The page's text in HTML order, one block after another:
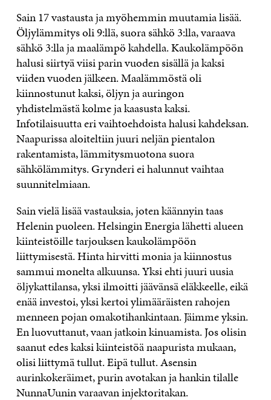
Sain 17 vastausta ja myöhemmin muutamia lisää.
Öljylämmitys oli 9:llä, suora sähkö 3:lla, varaava
sähkö 3:lla ja maalämpö kahdella. Kaukolämpöön
halusi siirtyä viisi parin vuoden sisällä ja kaksi
viiden vuoden jälkeen. Maalämmöstä oli
kiinnostunut kaksi, öljyn ja auringon
yhdistelmästä kolme ja kaasusta kaksi.
Infotilaisuutta eri vaihtoehdoista halusi kahdeksan.
Naapurissa aloiteltiin juuri neljän pientalon
rakentamista, lämmitysmuotona suora
sähkölämmitys. Grynderi ei halunnut vaihtaa
suunnitelmiaan.
Sain vielä lisää vastauksia, joten käännyin taas
Helenin puoleen. Helsingin Energia lähetti alueen
kiinteistöille tarjouksen kaukolämpöön
liittymisestä. Hinta hirvitti monia ja kiinnostus
sammui monelta alkuunsa. Yksi ehti juuri uusia
öljykattilansa, yksi ilmoitti jäävänsä eläkkeelle, eikä
enää investoi, yksi kertoi ylimääräisten rahojen
menneen pojan omakotihankintaan. Jäimme yksin.
En luovuttanut, vaan jatkoin kinuamista. Jos olisin
saanut edes kaksi kiinteistöä naapurista mukaan,
olisi liittymä tullut. Eipä tullut. Asensin
aurinkokeräimet, purin avotakan ja hankin tilalle
NunnaUunin varaavan injektoritakan.